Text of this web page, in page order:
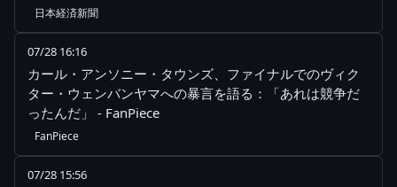
日本経済新聞
07/28 16:16
カール・アンソニー・タウンズ、ファイナルでのヴィク
ター・ウェンバンヤマへの暴言を語る：「あれは競争だ
ったんだ」 - FanPiece
FanPiece
07/28 15:56